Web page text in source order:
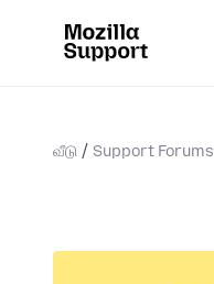
வீடு Support Forums